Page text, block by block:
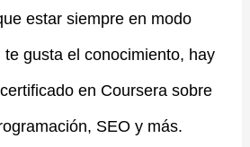
estar siempre en modo
te gusta el conocimiento, hay
en Coursera sobre
SEO y más.